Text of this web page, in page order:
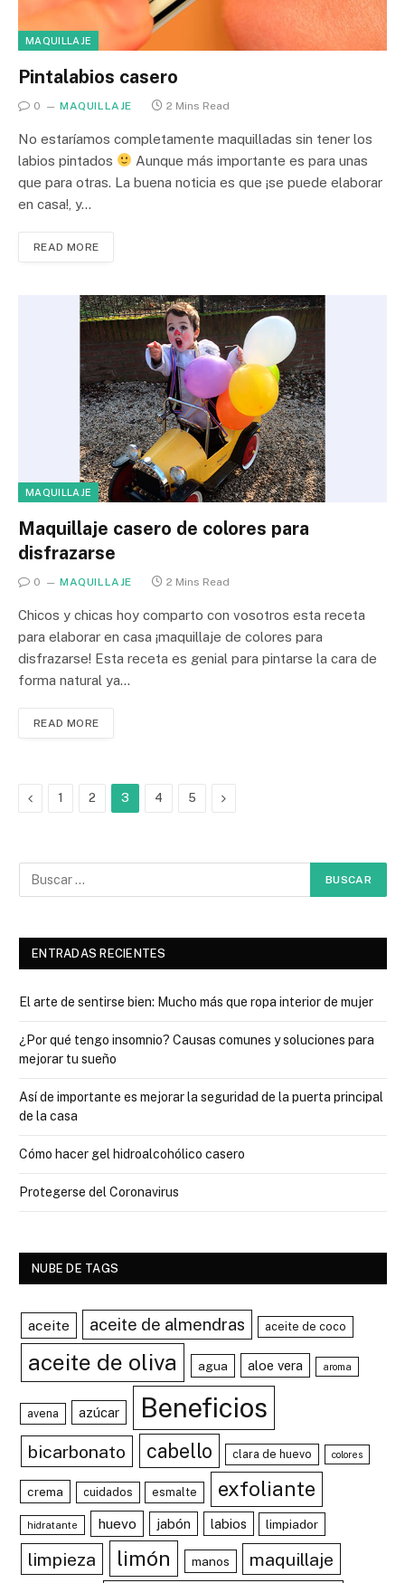
MAQUILLAJE
Pintalabios casero
0 MAQUILLAJE 2 Mins Read
No estaríamos completamente maquilladas sin tener los
labios pintados
Aunque más importante es para unas
que para otras. La buena noticia es que ¡se puede elaborar
en casa!, y…
READ MORE
MAQUILLAJE
Maquillaje casero de colores para
disfrazarse
0 MAQUILLAJE 2 Mins Read
Chicos y chicas hoy comparto con vosotros esta receta
para elaborar en casa ¡maquillaje de colores para
disfrazarse! Esta receta es genial para pintarse la cara de
forma natural ya…
READ MORE
Previous
1 2 3 4 5 Next
ENTRADAS RECIENTES
El arte de sentirse bien: Mucho más que ropa interior de mujer
¿Por qué tengo insomnio? Causas comunes y soluciones para
mejorar tu sueño
Así de importante es mejorar la seguridad de la puerta principal
de la casa
Cómo hacer gel hidroalcohólico casero
Protegerse del Coronavirus
NUBE DE TAGS
aceite aceite de almendras aceite de coco
aceite de oliva agua aloe vera aroma
avena azúcar Beneficios
bicarbonato cabello clara de huevo colores
crema cuidados esmalte exfoliante
hidratante huevo jabón labios limpiador
limpieza limón manos maquillaje